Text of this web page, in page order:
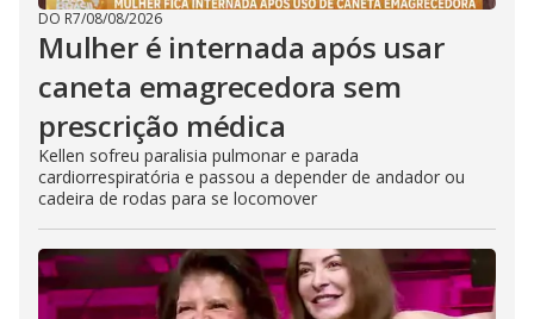
DO R7/08/08/2026
Mulher é internada após usar
caneta emagrecedora sem
prescrição médica
Kellen sofreu paralisia pulmonar e parada
cardiorrespiratória e passou a depender de andador ou
cadeira de rodas para se locomover